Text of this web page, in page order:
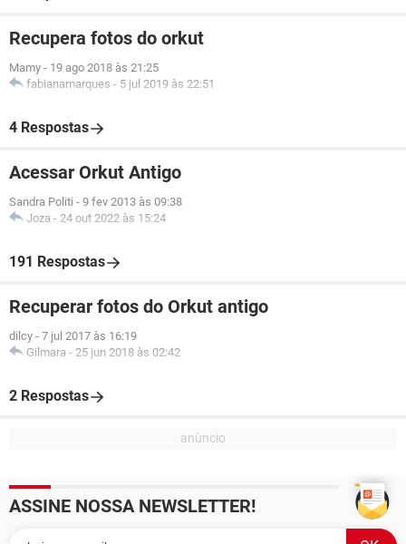
Recupera fotos do orkut
Mamy - 19 ago 2018 às 21:25
fabianamarques - 5 jul 2019 às 22:51
4 Respostas
Acessar Orkut Antigo
Sandra Politi - 9 fev 2013 às 09:38
Joza - 24 out 2022 às 15:24
191 Respostas
Recuperar fotos do Orkut antigo
dilcy - 7 jul 2017 às 16:19
Gilmara - 25 jun 2018 às 02:42
2 Respostas
ASSINE NOSSA NEWSLETTER!